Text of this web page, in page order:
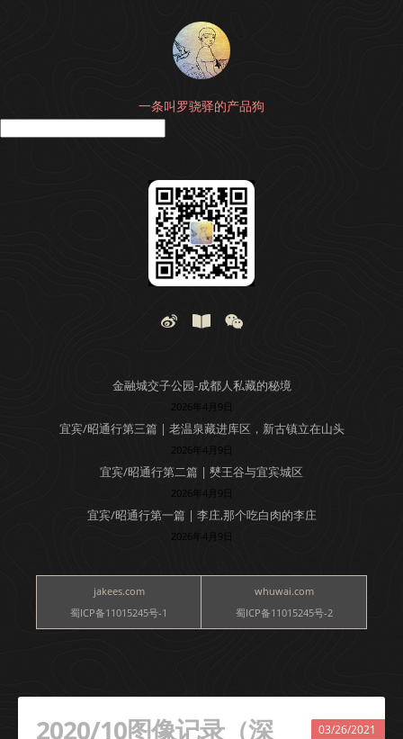
一条叫罗骁驿的产品狗
金融城交子公园-成都人私藏的秘境
2026年4月9日
宜宾/昭通行第三篇 | 老温泉藏进库区，新古镇立在山头
2026年4月9日
宜宾/昭通行第二篇 | 僰王谷与宜宾城区
2026年4月9日
宜宾/昭通行第一篇 | 李庄,那个吃白肉的李庄
2026年4月9日
jakees.com
蜀ICP备11015245号-1
whuwai.com
蜀ICP备11015245号-2
2020/10图像记录（深
03/26/2021